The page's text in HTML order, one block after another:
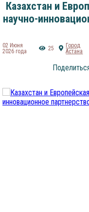
Казахстан и
научно-
02 Июня
2026 года
25
Город
Астана